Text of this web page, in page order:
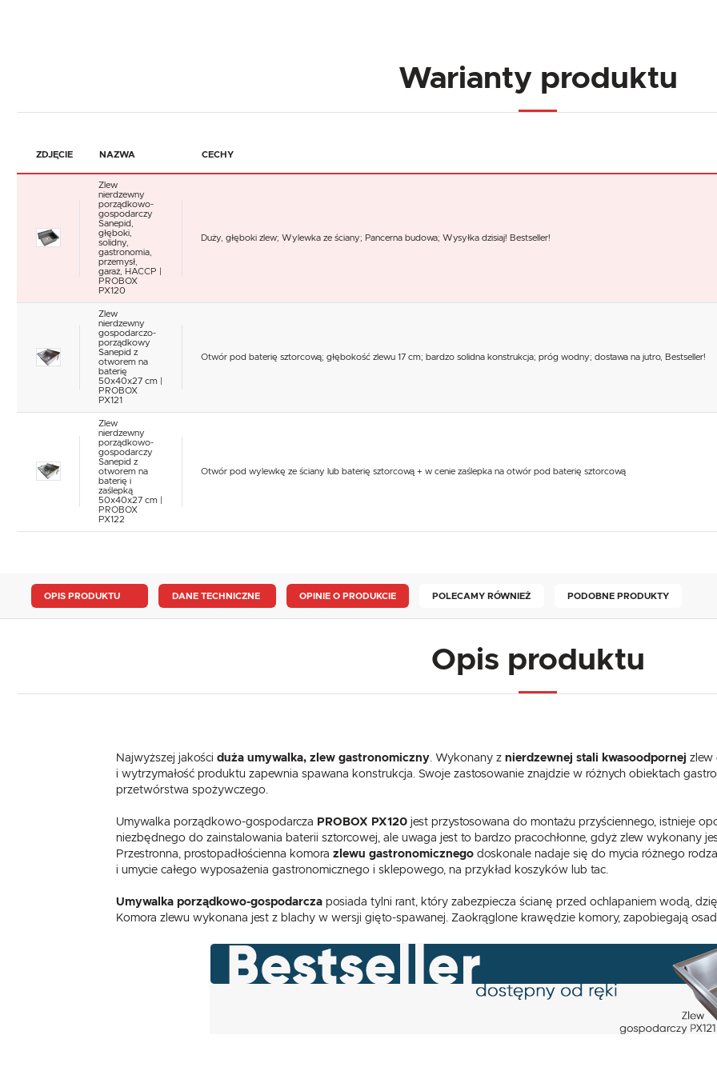
Warianty produktu
ZDJĘCIE NAZWA CECHY
Zlew
nierdzewny
porządkowo-
gospodarczy
Sanepid,
głęboki,
solidny,
gastronomia,
przemysł,
garaż, HACCP |
PROBOX
PX120
Duży, głęboki zlew; Wylewka ze ściany; Pancerna budowa; Wysyłka dzisiaj! Bestseller!
Zlew
nierdzewny
gospodarczo-
porządkowy
Sanepid z
otworem na
baterię
50x40x27 cm |
PROBOX
PX121
Otwór pod baterię sztorcową; głębokość zlewu 17 cm; bardzo solidna konstrukcja; próg wodny; dostawa na jutro, Bestseller!
Zlew
nierdzewny
porządkowo-
gospodarczy
Sanepid z
otworem na
baterię i
zaślepką
50x40x27 cm |
PROBOX
PX122
Otwór pod wylewkę ze ściany lub baterię sztorcową + w cenie zaślepka na otwór pod baterię sztorcową
OPIS PRODUKTU DANE TECHNICZNE OPINIE O PRODUKCIE POLECAMY RÓWNIEŻ PODOBNE PRODUKTY
Opis produktu
Najwyższej jakości duża umywalka, zlew gastronomiczny. Wykonany znierdzewnej stali kwasoodpornej zlew
i wytrzymałość produktu zapewnia spawana konstrukcja. Swoje zastosowanie znajdzie w różnych obiektach
przetwórstwa spożywczego.
Umywalka porządkowo-gospodarcza PROBOX PX120jest przystosowana do montażu przyściennego, istnieje
niezbędnego do zainstalowania baterii sztorcowej, ale uwaga jest to bardzo pracochłonne, gdyż zlew wykonany
Przestronna, prostopadłościenna komora zlewu gastronomicznegodoskonale nadaje się do mycia różnego
i umycie całego wyposażenia gastronomicznego i sklepowego, na przykład koszyków lub tac.
Umywalka porządkowo-gospodarczaposiada tylni rant, który zabezpiecza ścianę przed ochlapaniem wodą,
Komora zlewu wykonana jest z blachy w wersji gięto-spawanej. Zaokrąglone krawędzie komory, zapobiegają
USTAWIENIA
wszystkie. W dowolnym momencie możesz dokonać zmiany swoich ustawień.
Niezbędne pliki cookies służą do prawidłowego funkcjonowania strony internetowej i umożliwiają Ci
USTAWIENIA REGIONALNE